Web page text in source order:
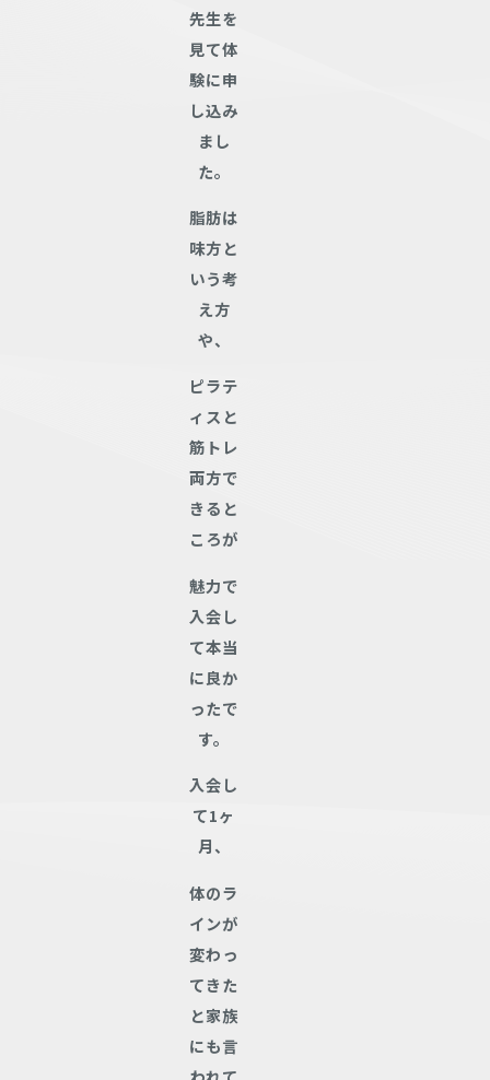
先生を
見て体
験に申
し込み
まし
た。
脂肪は
味方と
いう考
え方
や、
ピラテ
ィスと
筋トレ
両方で
きると
ころが
魅力で
入会し
て本当
に良か
ったで
す。
入会し
て1ヶ
月、
体のラ
インが
変わっ
てきた
と家族
にも言